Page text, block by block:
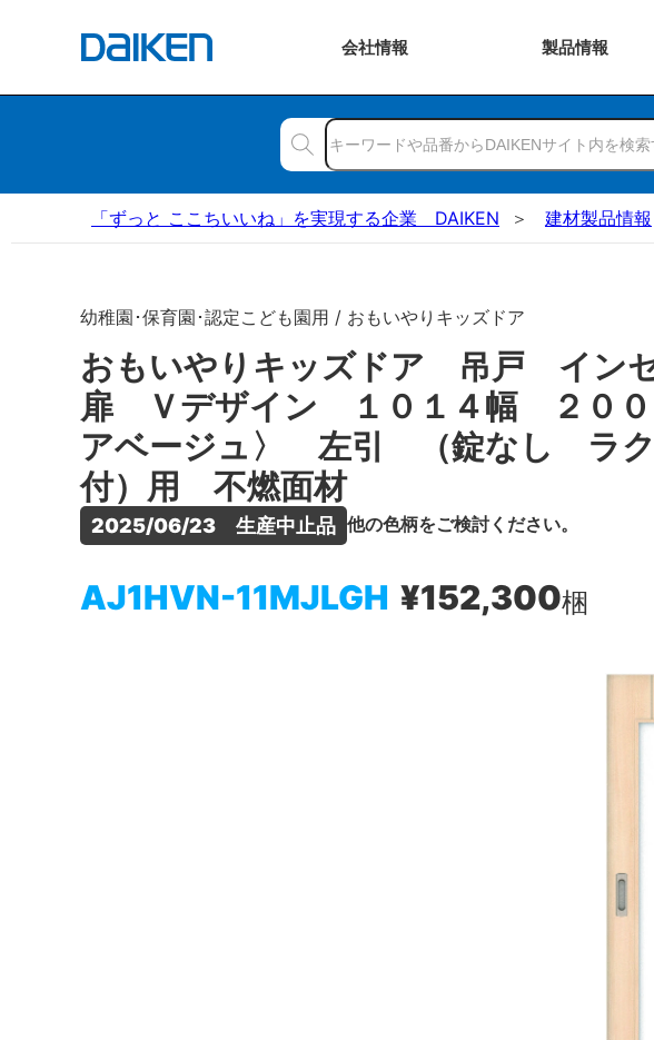
会社情報 製品情報
「ずっと ここちいいね」を実現する企業 DAIKEN 建材製品情報
幼稚園･保育園･認定こども園用 / おもいやりキッズドア
おもいやりキッズドア 吊戸 イン
扉 Ｖデザイン １０１４幅 ２０
アベージュ〉 左引 （錠なし ラク
付）用 不燃面材
2025/06/23　生産中止品 他の色柄をご検討ください。
AJ1HVN-11MJLGH ¥152,300梱